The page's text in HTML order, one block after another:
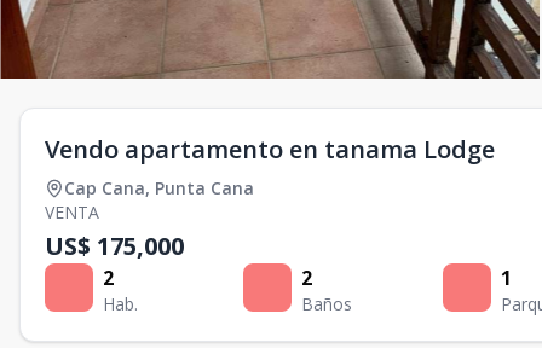
Vendo apartamento en tanama Lodge
Cap Cana, Punta Cana
VENTA
US$ 175,000
2
Hab.
2
Baños
1